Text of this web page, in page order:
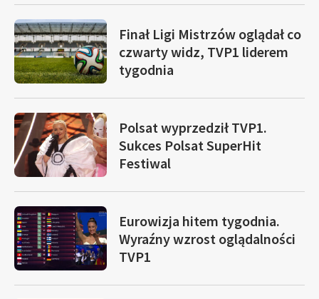
Finał Ligi Mistrzów oglądał co
czwarty widz, TVP1 liderem
tygodnia
Polsat wyprzedził TVP1.
Sukces Polsat SuperHit
Festiwal
Eurowizja hitem tygodnia.
Wyraźny wzrost oglądalności
TVP1